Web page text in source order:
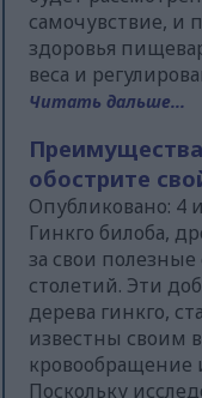
самочувствие, и
здоровья
веса и
Читать дальше...
обострите
Опубликовано: 4
Гинкго билоба,
за свои
столетий. Эти
дерева гинкго,
известны своим
Поскольку